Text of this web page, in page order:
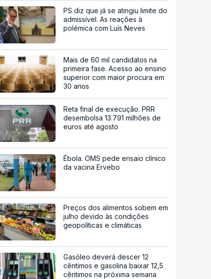
PS diz que já se atingiu limite do
admissível. As reações à
polémica com Luís Neves
Mais de 60 mil candidatos na
primeira fase. Acesso ao ensino
superior com maior procura em
30 anos
Reta final de execução. PRR
desembolsa 13.791 milhões de
euros até agosto
Ébola. OMS pede ensaio clínico
da vacina Ervebo
Preços dos alimentos sobem em
julho devido às condições
geopolíticas e climáticas
Gasóleo deverá descer 12
cêntimos e gasolina baixar 12,5
cêntimos na próxima semana